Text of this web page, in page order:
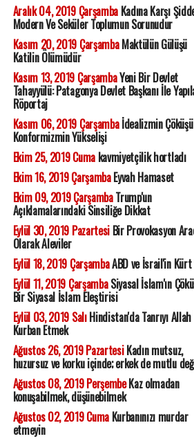
Aralık 04, 2019 ÇarşambaKadına Karşı
Modern Ve Seküler Toplumun Sorunudur
Kasım 20, 2019 ÇarşambaMaktülün Gülüşü
Katilin Ölümüdür
Kasım 13, 2019 ÇarşambaYeni Bir Devlet
Tahayyülü: Patagonya Devlet Başkanı İle
Röportaj
Kasım 06, 2019 Çarşambaİdealizmin Çöküşü
Konformizmin Yükselişi
Ekim 25, 2019 Cumakavmiyetçilik hortladı
Ekim 16, 2019 ÇarşambaEyvah Hamaset
Ekim 09, 2019 ÇarşambaTrump'un
Açıklamalarındaki Sinsiliğe Dikkat
Eylül 30, 2019 PazartesiBir Provokasyon
Olarak Aleviler
Eylül 18, 2019 ÇarşambaABD ve İsrail'in Kürt
Eylül 11, 2019 ÇarşambaSiyasal İslam'ın
Bir Siyasal İslam Eleştirisi
Eylül 03, 2019 SalıHindistan'da Tanrıyı
Kurban Etmek
Ağustos 26, 2019 PazartesiKadın mutsuz,
huzursuz ve korku içinde; erkek de mutlu
Ağustos 08, 2019 PerşembeKaz olmadan
konuşabilmek, düşünebilmek
Ağustos 02, 2019 CumaKurbanınızı murdar
etmeyin